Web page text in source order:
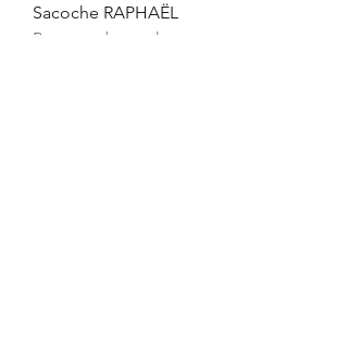
Sacoche RAPHAËL
Rupture de stock